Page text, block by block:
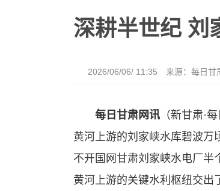
深耕半世纪 刘
2026/06/06/ 11:35 来源：每日甘
每日甘肃网讯 （新甘肃·
黄河上游的刘家峡水库碧波万
不开国网甘肃刘家峡水电厂半
黄河上游的关键水利枢纽交出